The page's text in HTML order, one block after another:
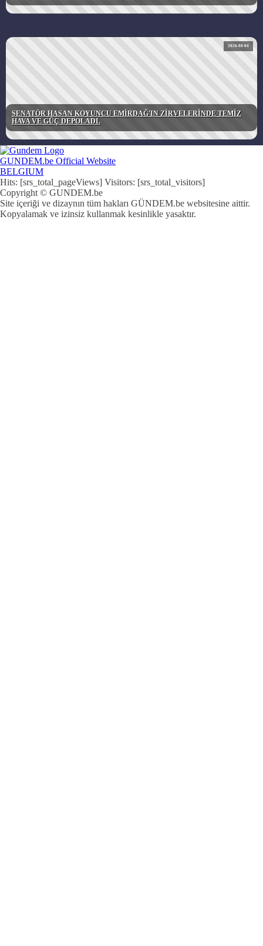
2026-08-04
SENATÖR HASAN KOYUNCU EMİRDAĞ'IN ZİRVELERİNDE TEMİZ
HAVA VE GÜÇ DEPOLADI.
GUNDEM.be Official Website
BELGIUM
Hits: [srs_total_pageViews] Visitors: [srs_total_visitors]
Copyright © GUNDEM.be
Site içeriği ve dizaynın tüm hakları GÜNDEM.be websitesine aittir.
Kopyalamak ve izinsiz kullanmak kesinlikle yasaktır.